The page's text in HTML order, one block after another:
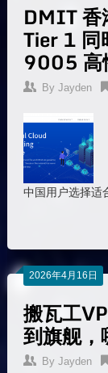
DMIT 香
Tier 1 同
9005 高
By Jayden
中国用户选择适
2026年4月16日
搬瓦工
到旗舰，
By Jayden